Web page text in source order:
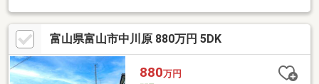
外壁塗装、庭木伐採●水回りシステムキッチン交換、ユニットバ
ス交換、トイレ交換、洗面化粧台交換●内装間取変更、玄関扉交
換、室内ドア交換、床材上張り、シューズボックス交換、クロス
張替え●その他設備インターホン設置、火災警報器設置、照明器
具交換【おすすめポイント】・本物件は条件により住宅ローン減
税が適用されます。・雨漏り、構造上主要な部分の欠陥や・腐
富山県富山市中川原 880万円 5DK
880万円